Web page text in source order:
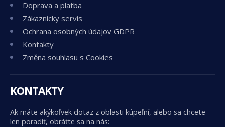
Doprava a platba
Zákaznícky servis
Ochrana osobných údajov GDPR
Kontakty
Změna souhlasu s Cookies
KONTAKTY
Ak máte akýkoľvek dotaz z oblasti kúpeľní, alebo sa chcete
len poradiť, obráťte sa na nás: